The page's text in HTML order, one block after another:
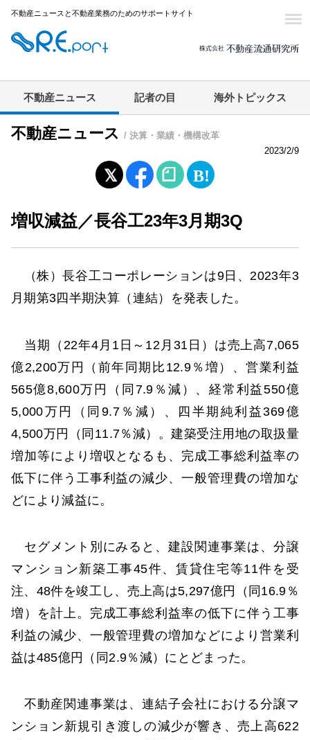
不動産ニュースと不動産業務のためのサポートサイト
不動産ニュース 記者の目 海外トピックス
不動産ニュース / 決算・業績・機構改革
2023/2/9
増収減益／長谷工23年3月期3Q
（株）長谷工コーポレーションは9日、2023年3
月期第3四半期決算（連結）を発表した。
当期（22年4月1日～12月31日）は売上高7,065
億2,200万円（前年同期比12.9％増）、営業利益
565億8,600万円（同7.9％減）、経常利益550億
5,000万円（同9.7％減）、四半期純利益369億
4,500万円（同11.7％減）。建築受注用地の取扱量
増加等により増収となるも、完成工事総利益率の
低下に伴う工事利益の減少、一般管理費の増加な
どにより減益に。
セグメント別にみると、建設関連事業は、分譲
マンション新築工事45件、賃貸住宅等11件を受
注、48件を竣工し、売上高は5,297億円（同16.9％
増）を計上。完成工事総利益率の低下に伴う工事
利益の減少、一般管理費の増加などにより営業利
益は485億円（同2.9％減）にとどまった。
不動産関連事業は、連結子会社における分譲マ
ンション新規引き渡しの減少が響き、売上高622